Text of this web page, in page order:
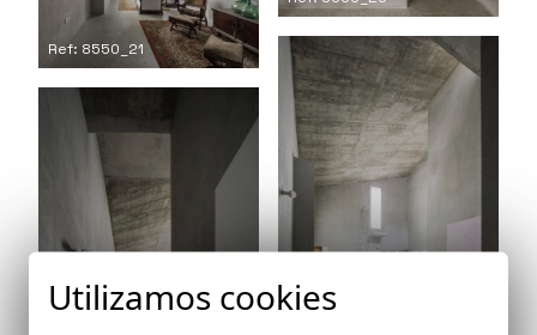
Ref: 8550_21
Utilizamos cookies